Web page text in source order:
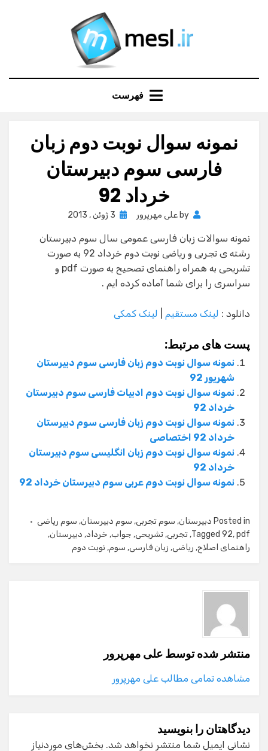
فهرست
نمونه سوال نوبت دوم زبان
فارسی سوم دبیرستان
خرداد 92
by علی مهرپرور
Posted
3 ژوئن , 2013
نمونه سوالات زبان فارسی عمومی سال سوم دبیرستان
رشته ی تجربی و ریاضی نوبت دوم خرداد 92 به صورت
تشریحی به همراه راهنمای تصحیح به صورت pdf و
سراسری را برای شما آماده کرده ایم .
دانلود : لینک مستقیم لینک کمکی
پست های مرتبط:
نمونه سوال نوبت دوم زبان فارسی سوم دبیرستان
شهریور 92
نمونه سوال نوبت دوم ادبیات فارسی سوم دبیرستان
خرداد 92
نمونه سوال نوبت دوم زبان فارسی سوم دبیرستان
خرداد 92 اختصاصی
نمونه سوال نوبت دوم زبان انگلیسی سوم دبیرستان
خرداد 92
نمونه سوال نوبت دوم عربی سوم دبیرستان خرداد 92
Posted in دبیرستان, سوم تجربی, سوم دبیرستان, سوم ریاضی
Tagged 92,pdf
, تجربی, تشریحی, جواب, خرداد, دبیرستان,
راهنمای اصلاح, ریاضی, زبان فارسی, سوم, نوبت دوم
منتشر شده توسطعلی مهرپرور
مشاهده تمامی مطالب علی مهرپرور
دیدگاهتان را بنویسید
نشانی ایمیل شما منتشر نخواهد شد. بخش‌های موردنیاز